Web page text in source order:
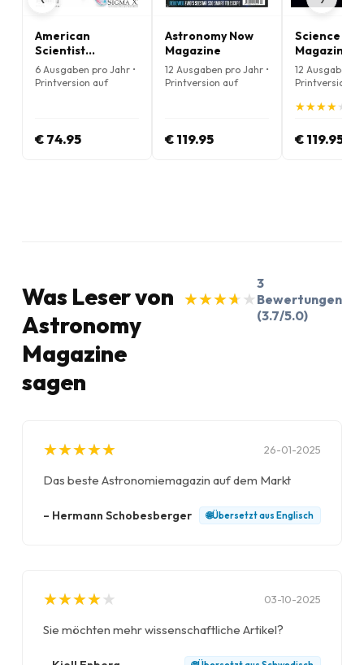
American
Scientist
Magazine
6 Ausgaben pro Jahr •
Printversion auf
€ 74.95
Astronomy Now
Magazine
12 Ausgaben pro Jahr •
Printversion auf
€ 119.95
Science
Magazine
12 Ausgaben
Printversion
★
★★
★★
★★
★★★
€ 119.95
Was Leser von
Astronomy
Magazine
sagen
★
★★
★★
★★
★★
★
3
Bewertungen
(3.7/5.0)
★
★★
★★
★★
★★
★ 26-01-2025
Das beste Astronomiemagazin auf dem Markt
– Hermann Schobesberger 🌐Übersetzt aus Englisch
★
★★
★★
★★
★★
★ 03-10-2025
Sie möchten mehr wissenschaftliche Artikel?